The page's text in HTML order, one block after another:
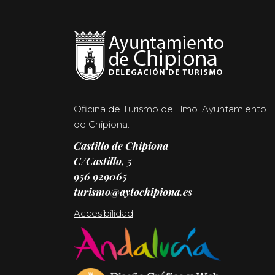
Oficina de Turismo del Ilmo. Ayuntamiento
de Chipiona.
Castillo de Chipiona
C/Castillo, 5
956 929065
turismo@aytochipiona.es
Accesibilidad